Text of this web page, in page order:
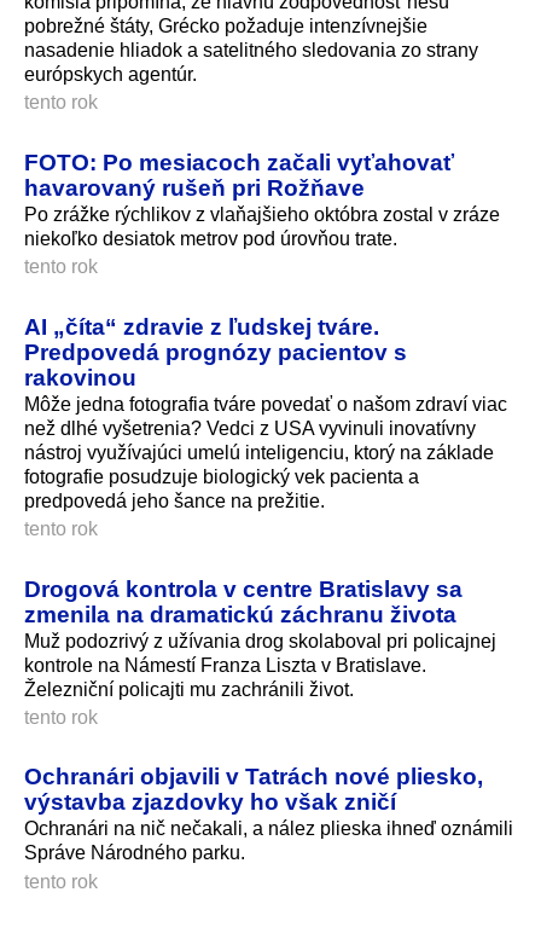
pobrežné štáty, Grécko požaduje intenzívnejšie
nasadenie hliadok a satelitného sledovania zo strany
európskych agentúr.
tento rok
FOTO: Po mesiacoch začali vyťahovať
havarovaný rušeň pri Rožňave
Po zrážke rýchlikov z vlaňajšieho októbra zostal v zráze
niekoľko desiatok metrov pod úrovňou trate.
tento rok
AI „číta“ zdravie z ľudskej tváre.
Predpovedá prognózy pacientov s
rakovinou
Môže jedna fotografia tváre povedať o našom zdraví viac
než dlhé vyšetrenia? Vedci z USA vyvinuli inovatívny
nástroj využívajúci umelú inteligenciu, ktorý na základe
fotografie posudzuje biologický vek pacienta a
predpovedá jeho šance na prežitie.
tento rok
Drogová kontrola v centre Bratislavy sa
zmenila na dramatickú záchranu života
Muž podozrivý z užívania drog skolaboval pri policajnej
kontrole na Námestí Franza Liszta v Bratislave.
Železniční policajti mu zachránili život.
tento rok
Ochranári objavili v Tatrách nové pliesko,
výstavba zjazdovky ho však zničí
Ochranári na nič nečakali, a nález plieska ihneď oznámili
Správe Národného parku.
tento rok